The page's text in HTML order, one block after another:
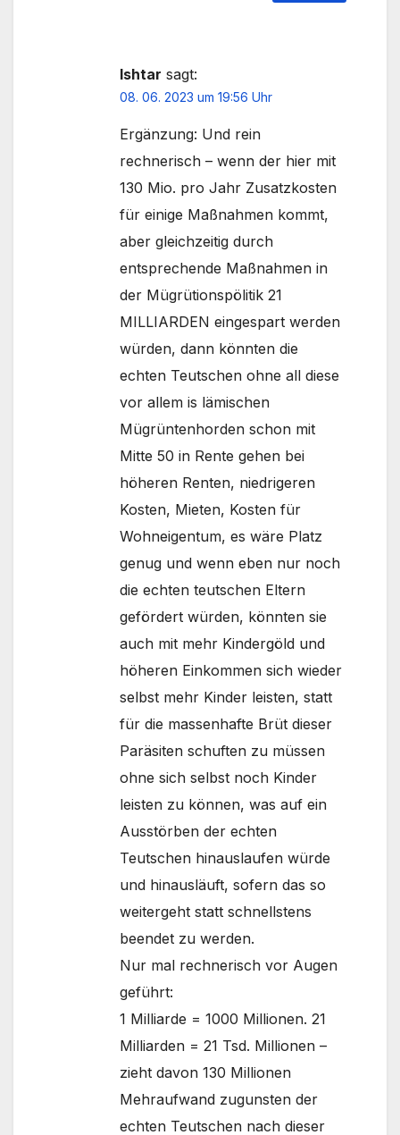
Ishtar sagt:
08. 06. 2023 um 19:56 Uhr
Ergänzung: Und rein
rechnerisch – wenn der hier mit
130 Mio. pro Jahr Zusatzkosten
für einige Maßnahmen kommt,
aber gleichzeitig durch
entsprechende Maßnahmen in
der Mügrütionspölitik 21
MILLIARDEN eingespart werden
würden, dann könnten die
echten Teutschen ohne all diese
vor allem is lämischen
Mügrüntenhorden schon mit
Mitte 50 in Rente gehen bei
höheren Renten, niedrigeren
Kosten, Mieten, Kosten für
Wohneigentum, es wäre Platz
genug und wenn eben nur noch
die echten teutschen Eltern
gefördert würden, könnten sie
auch mit mehr Kindergöld und
höheren Einkommen sich wieder
selbst mehr Kinder leisten, statt
für die massenhafte Brüt dieser
Paräsiten schuften zu müssen
ohne sich selbst noch Kinder
leisten zu können, was auf ein
Ausstörben der echten
Teutschen hinauslaufen würde
und hinausläuft, sofern das so
weitergeht statt schnellstens
beendet zu werden.
Nur mal rechnerisch vor Augen
geführt:
1 Milliarde = 1000 Millionen. 21
Milliarden = 21 Tsd. Millionen –
zieht davon 130 Millionen
Mehraufwand zugunsten der
echten Teutschen nach dieser